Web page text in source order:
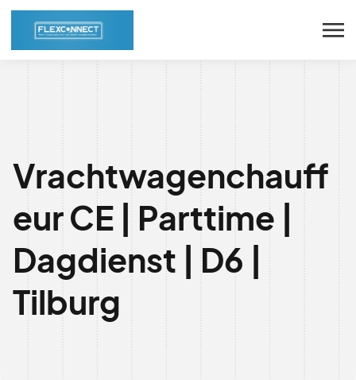
Vrachtwagenchauff
eur CE | Parttime |
Dagdienst | D6 |
Tilburg